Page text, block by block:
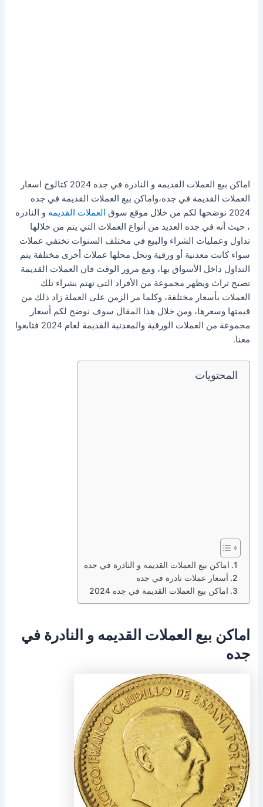
اماكن بيع العملات القديمه و النادرة في جده 2024 كتالوج اسعار
العملات القديمة في جده،واماكن بيع العملات القديمة في جده
2024 نوضحها لكم من خلال موقع سوق
العملات القديمه و النادره
، حيث أنه في جده العديد من أنواع العملات التي يتم من خلالها
تداول وعمليات الشراء والبيع في مختلف السنوات تختفي عملات
سواء كانت معدنية أو ورقية وتحل محلها عملات أخرى مختلفة يتم
التداول داخل الأسواق بها، ومع مرور الوقت فان العملات القديمة
تصبح تراث ويظهر مجموعة من الأفراد التي تهتم بشراء تلك
العملات بأسعار مختلفة، وكلما مر الزمن على العملة زاد ذلك من
قيمتها وسعرها، ومن خلال هذا المقال سوف نوضح لكم أسعار
مجموعة من العملات الورقية والمعدنية القديمة لعام 2024 فتابعوا
معنا.
المحتويات
اماكن بيع العملات القديمه و النادرة في جده
أسعار عملات نادرة في جده
اماكن بيع العملات القديمة في جده 2024
اماكن بيع العملات القديمه و النادرة في
جده